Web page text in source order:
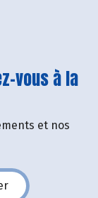
vous à la
et nos